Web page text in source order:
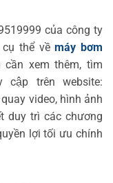
của công ty
cụ thể vềmáy bơm
cần xem thêm, tìm
trên website:
video, hình ảnh
duy trì các chương
lợi tối ưu chính